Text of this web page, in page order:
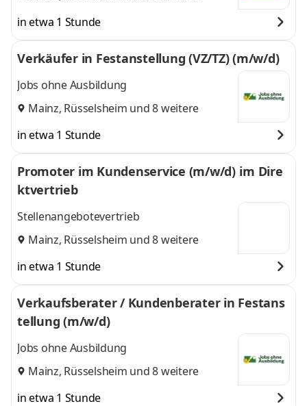
in etwa 1 Stunde
Verkäufer in Festanstellung (VZ/TZ) (m/w/d)
Jobs ohne Ausbildung
Mainz, Rüsselsheim und 8 weitere
in etwa 1 Stunde
Promoter im Kundenservice (m/w/d) im Dire
ktvertrieb
Stellenangebotevertrieb
Mainz, Rüsselsheim und 8 weitere
in etwa 1 Stunde
Verkaufsberater / Kundenberater in Festans
tellung (m/w/d)
Jobs ohne Ausbildung
Mainz, Rüsselsheim und 8 weitere
in etwa 1 Stunde